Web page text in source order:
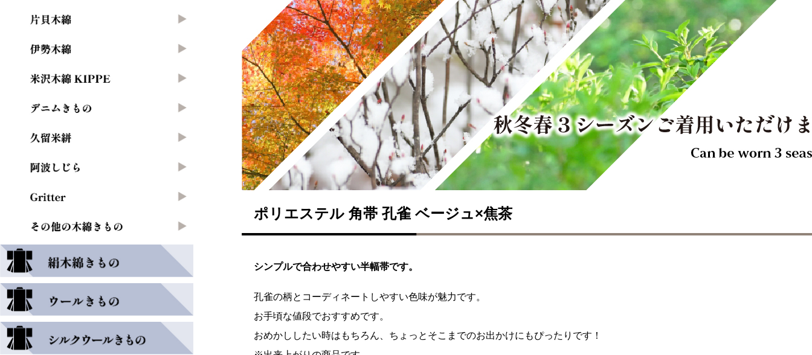
ポリエステル 角帯 孔雀 ベージュ×焦茶
シンプルで合わせやすい半幅帯です。
孔雀の柄とコーディネートしやすい色味が魅力です。
お手頃な値段でおすすめです。
おめかししたい時はもちろん、ちょっとそこまでのお出かけにもぴったりです！